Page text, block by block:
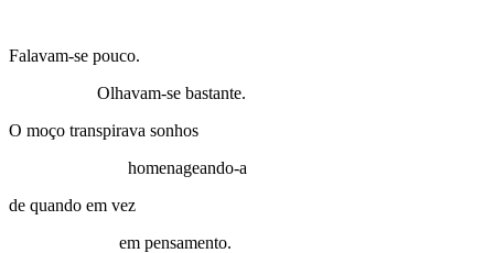
Falavam-se pouco.
Olhavam-se bastante.
O moço transpirava sonhos
homenageando-a
de quando em vez
em pensamento.